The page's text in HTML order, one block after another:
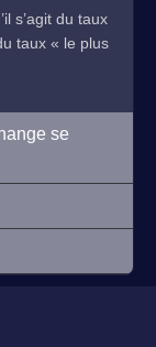
s’agit du taux
taux « le plus
se